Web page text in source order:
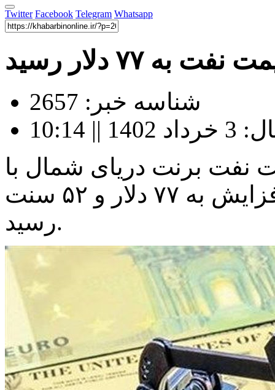
Twitter Facebook Telegram Whatsapp
نفت به ۷۷ دلار رسید
شناسه خبر: 2657
خرداد) قیمت نفت برنت دریای شمال با
۶۸ سنت معادل ۰.۸۸ درصد افزایش به ۷۷ دلار و ۵۲ سنت
رسید.